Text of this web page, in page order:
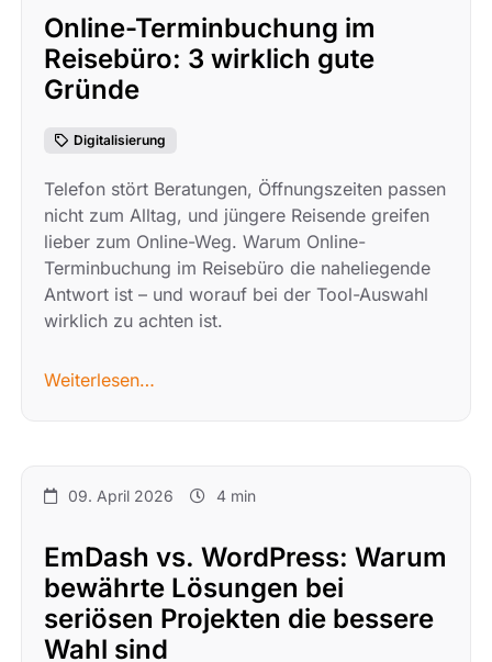
Online-Terminbuchung im
Reisebüro: 3 wirklich gute
Gründe
Digitalisierung
Telefon stört Beratungen, Öffnungszeiten passen
nicht zum Alltag, und jüngere Reisende greifen
lieber zum Online-Weg. Warum Online-
Terminbuchung im Reisebüro die naheliegende
Antwort ist – und worauf bei der Tool-Auswahl
wirklich zu achten ist.
Weiterlesen…
09. April 2026 4 min
EmDash vs. WordPress: Warum
bewährte Lösungen bei
seriösen Projekten die bessere
Wahl sind